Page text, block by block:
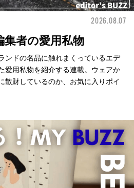
2026.08.07
者の愛用私物
ンドの名品に触れまくっているエデ
愛用私物を紹介する連載。ウェアか
散財しているのか、お気に入りポイ